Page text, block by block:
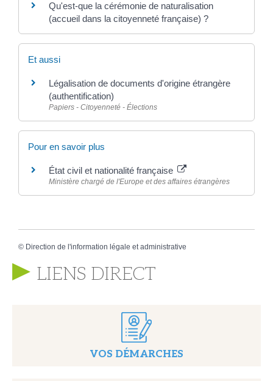
Qu'est-que la cérémonie de naturalisation
(accueil dans la citoyenneté française) ?
Et aussi
Légalisation de documents d'origine étrangère
(authentification)
Papiers - Citoyenneté - Élections
Pour en savoir plus
État civil et nationalité française
Ministère chargé de l'Europe et des affaires étrangères
© Direction de l'information légale et administrative
LIENS DIRECT
VOS DÉMARCHES